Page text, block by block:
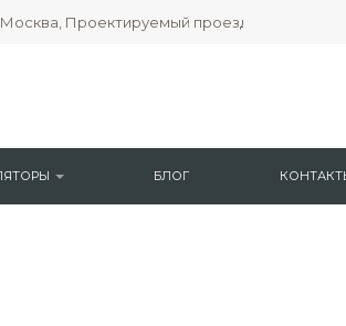
Москва, Проектируемый проезд № 5165 вл. 1,
БЛОГ